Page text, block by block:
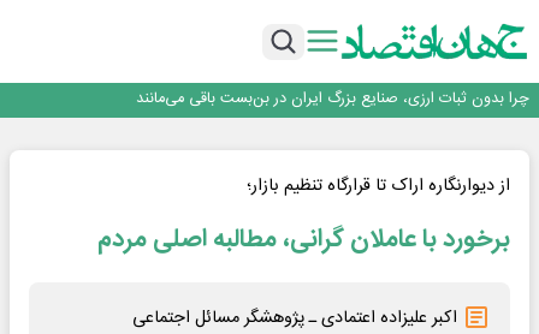
روزنامه ۱۷ مرداد
چرا بدون ثبات ارزی، صنایع بزرگ ایران در بن‌بست باقی می‌مانند
روزنامه ۱۷ مرداد
از دیوارنگاره اراک تا قرارگاه تنظیم بازار؛
برخورد با عاملان گرانی، مطالبه اصلی مردم
اکبر علیزاده اعتمادی ـ پژوهشگر مسائل اجتماعی